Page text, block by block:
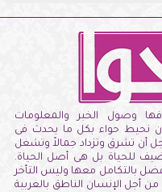
وصول الخبر والمعلومات
نحيط حواء بكل ما يحدث فى
أن تشرق وتزداد جمالاً وتشغل
للحياة بل هى أصل الحياة.
بالتكامل معها وليس التأخر
أجل الإنسان الناطق بالعربية